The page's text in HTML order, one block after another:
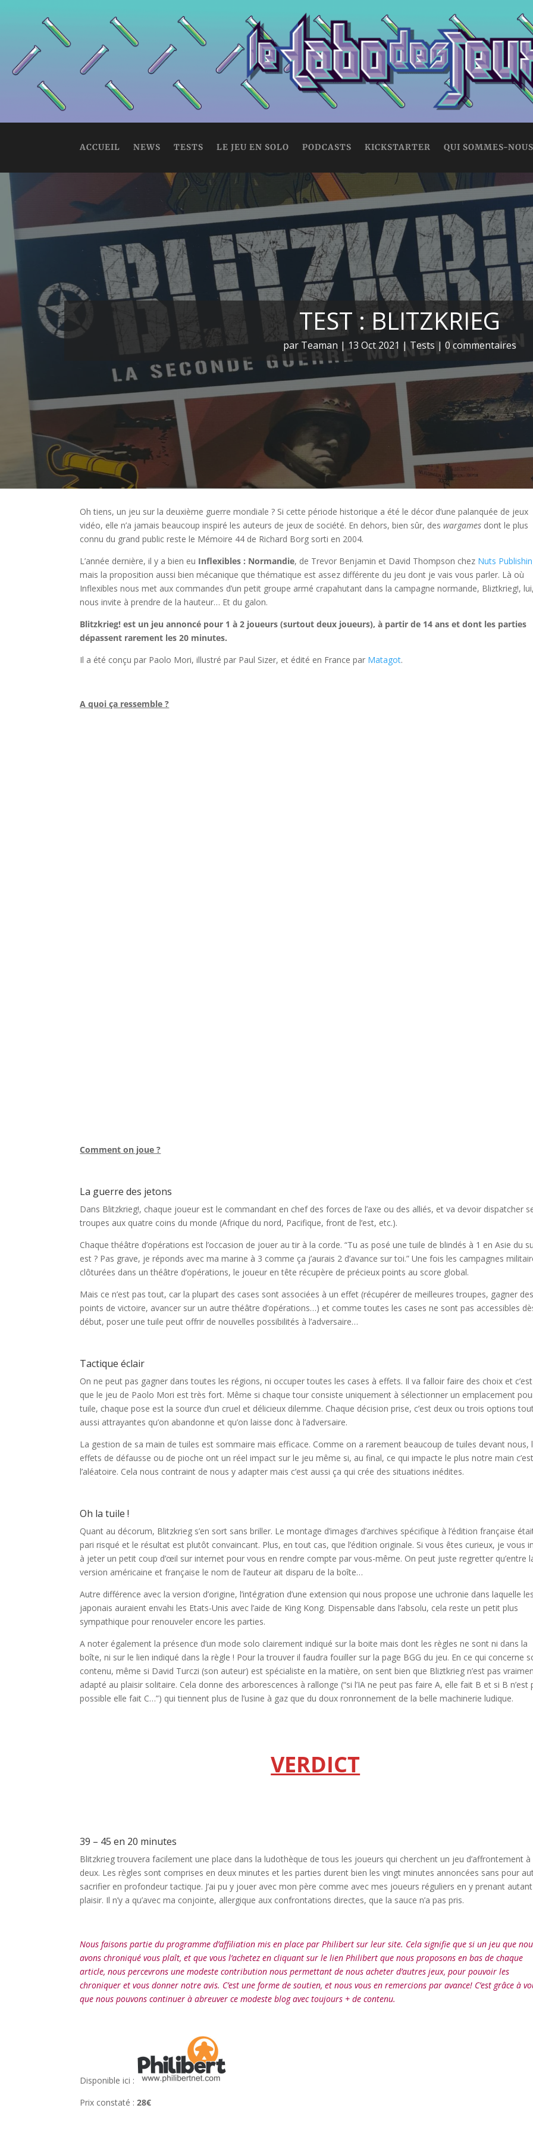
ACCUEIL NEWS TESTS LE JEU EN SOLO PODCASTS KICKSTARTER QUI SOMMES-
TEST : BLITZKRIEG
par Teaman | 13 Oct 2021 | Tests | 0 commentaires
Oh tiens, un jeu sur la deuxième guerre mondiale ? Si cette période historique a été le décor d’une palanquée de jeux
vidéo, elle n’a jamais beaucoup inspiré les auteurs de jeux de société. En dehors, bien sûr, deswargames dont le plus
connu du grand public reste le Mémoire 44 de Richard Borg sorti en 2004.
L’année dernière, il y a bien eu Inflexibles : Normandie, de Trevor Benjamin et David Thompson chez Nuts
mais la proposition aussi bien mécanique que thématique est assez différente du jeu dont je vais vous parler. Là où
Inflexibles nous met aux commandes d’un petit groupe armé crapahutant dans la campagne normande, Bliztkrieg!,
nous invite à prendre de la hauteur… Et du galon.
Blitzkrieg! est un jeu annoncé pour 1 à 2 joueurs (surtout deux joueurs), à partir de 14 ans et dont les parties
dépassent rarement les 20 minutes.
Il a été conçu par Paolo Mori, illustré par Paul Sizer, et édité en France par Matagot.
A quoi ça ressemble ?
Comment on joue ?
La guerre des jetons
Dans Blitzkrieg!, chaque joueur est le commandant en chef des forces de l’axe ou des alliés, et va devoir dispatcher
troupes aux quatre coins du monde (Afrique du nord, Pacifique, front de l’est, etc.).
Chaque théâtre d’opérations est l’occasion de jouer au tir à la corde. “Tu as posé une tuile de blindés à 1 en Asie du
est ? Pas grave, je réponds avec ma marine à 3 comme ça j’aurais 2 d’avance sur toi.” Une fois les campagnes
clôturées dans un théâtre d’opérations, le joueur en tête récupère de précieux points au score global.
Mais ce n’est pas tout, car la plupart des cases sont associées à un effet (récupérer de meilleures troupes, gagner
points de victoire, avancer sur un autre théâtre d’opérations…) et comme toutes les cases ne sont pas accessibles
début, poser une tuile peut offrir de nouvelles possibilités à l’adversaire…
Tactique éclair
On ne peut pas gagner dans toutes les régions, ni occuper toutes les cases à effets. Il va falloir faire des choix et
que le jeu de Paolo Mori est très fort. Même si chaque tour consiste uniquement à sélectionner un emplacement
tuile, chaque pose est la source d’un cruel et délicieux dilemme. Chaque décision prise, c’est deux ou trois options
aussi attrayantes qu’on abandonne et qu’on laisse donc à l’adversaire.
La gestion de sa main de tuiles est sommaire mais efficace. Comme on a rarement beaucoup de tuiles devant nous,
effets de défausse ou de pioche ont un réel impact sur le jeu même si, au final, ce qui impacte le plus notre main
l’aléatoire. Cela nous contraint de nous y adapter mais c’est aussi ça qui crée des situations inédites.
Oh la tuile !
Quant au décorum, Blitzkrieg s’en sort sans briller. Le montage d’images d’archives spécifique à l’édition française
pari risqué et le résultat est plutôt convaincant. Plus, en tout cas, que l’édition originale. Si vous êtes curieux, je vous
à jeter un petit coup d’œil sur internet pour vous en rendre compte par vous-même. On peut juste regretter qu’entre
version américaine et française le nom de l’auteur ait disparu de la boîte…
Autre différence avec la version d’origine, l’intégration d’une extension qui nous propose une uchronie dans laquelle
japonais auraient envahi les Etats-Unis avec l’aide de King Kong. Dispensable dans l’absolu, cela reste un petit plus
sympathique pour renouveler encore les parties.
A noter également la présence d’un mode solo clairement indiqué sur la boite mais dont les règles ne sont ni dans la
boîte, ni sur le lien indiqué dans la règle ! Pour la trouver il faudra fouiller sur la page BGG du jeu. En ce qui concerne
contenu, même si David Turczi (son auteur) est spécialiste en la matière, on sent bien que Bliztkrieg n’est pas
adapté au plaisir solitaire. Cela donne des arborescences à rallonge (“si l’IA ne peut pas faire A, elle fait B et si B n’est
possible elle fait C…”) qui tiennent plus de l’usine à gaz que du doux ronronnement de la belle machinerie ludique.
VERDICT
39 – 45 en 20 minutes
Blitzkrieg trouvera facilement une place dans la ludothèque de tous les joueurs qui cherchent un jeu d’affrontement à
deux. Les règles sont comprises en deux minutes et les parties durent bien les vingt minutes annoncées sans pour
sacrifier en profondeur tactique. J’ai pu y jouer avec mon père comme avec mes joueurs réguliers en y prenant
plaisir. Il n’y a qu’avec ma conjointe, allergique aux confrontations directes, que la sauce n’a pas pris.
Nous faisons partie du programme d’affiliation mis en place par Philibert sur leur site. Cela signifie que si un jeu que
avons chroniqué vous plaît, et que vous l’achetez en cliquant sur le lien Philibert que nous proposons en bas de chaque
article, nous percevrons une modeste contribution nous permettant de nous acheter d’autres jeux, pour pouvoir les
chroniquer et vous donner notre avis. C’est une forme de soutien, et nous vous en remercions par avance! C’est grâce à
que nous pouvons continuer à abreuver ce modeste blog avec toujours + de contenu.
Disponible ici :
Prix constaté :28€